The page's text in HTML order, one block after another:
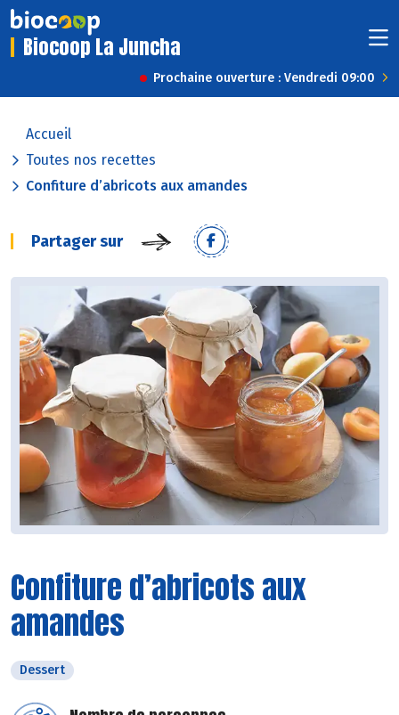
Biocoop La Juncha
Prochaine ouverture : Vendredi 09:00
Accueil
Toutes nos recettes
Confiture d’abricots aux amandes
Partager sur
Confiture d’abricots aux
amandes
Dessert